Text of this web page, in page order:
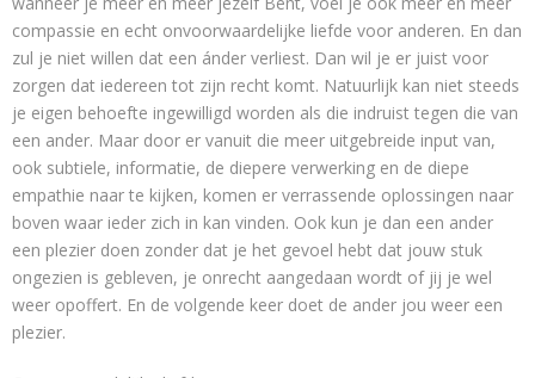
compassie en echt onvoorwaardelijke liefde voor anderen. En dan
zul je niet willen dat een ánder verliest. Dan wil je er juist voor
zorgen dat iedereen tot zijn recht komt. Natuurlijk kan niet steeds
je eigen behoefte ingewilligd worden als die indruist tegen die van
een ander. Maar door er vanuit die meer uitgebreide input van,
ook subtiele, informatie, de diepere verwerking en de diepe
empathie naar te kijken, komen er verrassende oplossingen naar
boven waar ieder zich in kan vinden. Ook kun je dan een ander
een plezier doen zonder dat je het gevoel hebt dat jouw stuk
ongezien is gebleven, je onrecht aangedaan wordt of jij je wel
weer opoffert. En de volgende keer doet de ander jou weer een
plezier.